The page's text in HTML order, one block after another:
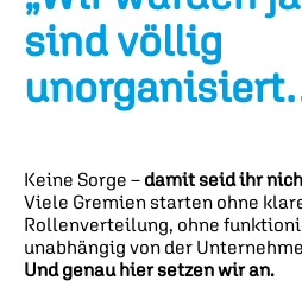
sind völlig
Keine Sorge – damit seid ihr
Viele Gremien starten ohne
Rollenverteilung, ohne
unabhängig von der
Und genau hier setzen wir an.